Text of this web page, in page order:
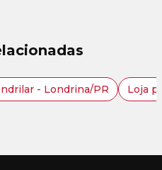
- Londrina/PR Loja